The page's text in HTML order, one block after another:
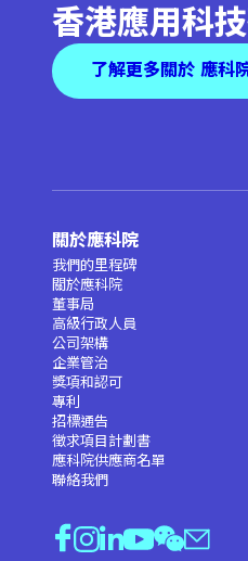
香港應用科
了解更多關於 應科
關於應科院
我們的里程碑
關於應科院
董事局
高級行政人員
公司架構
企業管治
獎項和認可
專利
招標通告
徵求項目計劃書
應科院供應商名單
聯絡我們